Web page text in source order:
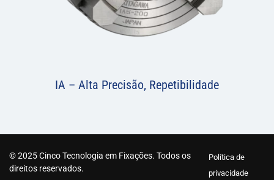
IA – Alta Precisão, Repetibilidade
© 2025 Cinco Tecnologia em Fixações. Todos os
direitos reservados.
Política de
privacidade